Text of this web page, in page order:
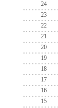
24
23
22
21
20
19
18
17
16
15